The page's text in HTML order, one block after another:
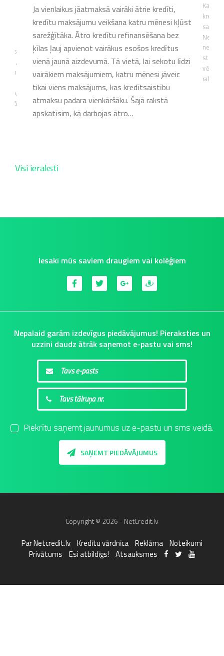
un
kā
Ja vienlaikus jāatmaksā vairāki ātrie kredīti,
kredītu maksājumu veikšana katru mēnesi kļūst
sarežģītāka. Ātro kredītu refinansēšana bez
ķīlas ļauj apvienot vairākus esošos kredītus
vienā jaunā aizdevumā. Tā vietā, lai sekotu līdzi
vairākiem maksājumiem, katru mēnesi jāveic
tikai viens maksājums, kas kredītsaistību
atmaksu padara vienkāršāku. Šajā rakstā
apskatīsim, kā darbojas ātro…
Kad
kredītu
rakstā
Visi ieraksti
Iesaki mūs saviem draugiem vai kolēģiem
Nepalaid garām izdevīgus piedāvājumus! Pieraksties un
uzzini daudz ātrāk saņemot e-pastu vai sms!
Piekrītu saņemt jaunumus uz e-pastu un sms veidā.
SAŅEMT PIEDĀVĀJUMUS
Copyright © 2026 - NetCredit.lv
Par Netcredit.lv Kredītu vārdnīca Reklāma Noteikumi
Privātums
Esi atbildīgs! Atsauksmes